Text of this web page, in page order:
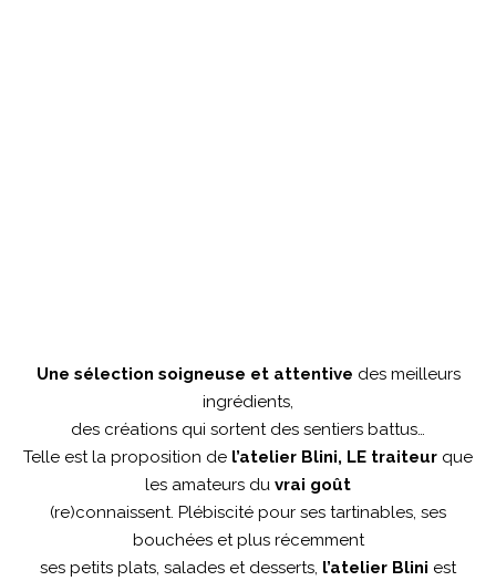
Une sélection soigneuse et attentive des meilleurs
ingrédients,
des créations qui sortent des sentiers battus…
Telle est la proposition de l’atelier Blini, LE traiteur que
les amateurs du vrai goût
(re)connaissent. Plébiscité pour ses tartinables, ses
bouchées et plus récemment
ses petits plats, salades et desserts, l’atelier Blini est